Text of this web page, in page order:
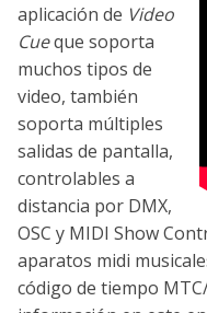
aplicación de Video
Cueque soporta
muchos tipos de
video, también
soporta múltiples
salidas de pantalla,
controlables a
distancia por DMX,
OSC y MIDI Show
aparatos midi
código de tiempo